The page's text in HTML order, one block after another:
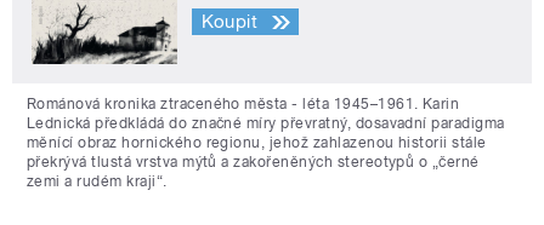
Koupit
Románová kronika ztraceného města - léta 1945–1961. Karin
Lednická předkládá do značné míry převratný, dosavadní paradigma
měnící obraz hornického regionu, jehož zahlazenou historii stále
překrývá tlustá vrstva mýtů a zakořeněných stereotypů o „černé
zemi a rudém kraji“.